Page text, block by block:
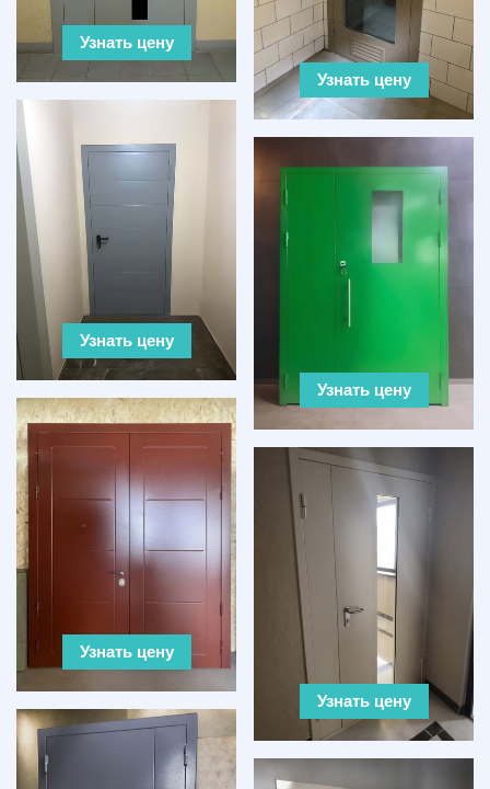
Узнать цену
Узнать цену
Узнать цену
Узнать цену
Узнать цену
Узнать цену